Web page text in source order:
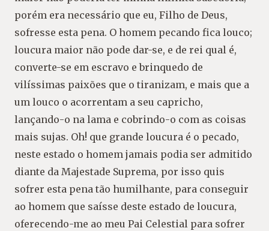
porém era necessário que eu, Filho de Deus,
sofresse esta pena. O homem pecando fica louco;
loucura maior não pode dar-se, e de rei qual é,
converte-se em escravo e brinquedo de
vilíssimas paixões que o tiranizam, e mais que a
um louco o acorrentam a seu capricho,
lançando-o na lama e cobrindo-o com as coisas
mais sujas. Oh! que grande loucura é o pecado,
neste estado o homem jamais podia ser admitido
diante da Majestade Suprema, por isso quis
sofrer esta pena tão humilhante, para conseguir
ao homem que saísse deste estado de loucura,
oferecendo-me ao meu Pai Celestial para sofrer